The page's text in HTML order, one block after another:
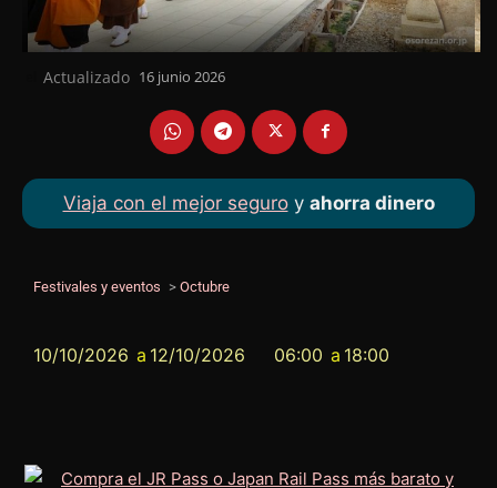
Actualizado 16 junio 2026
Viaja con el mejor seguroy ahorra dinero
Festivales y eventos > Octubre
10/10/2026 a 12/10/2026 06:00 a 18:00